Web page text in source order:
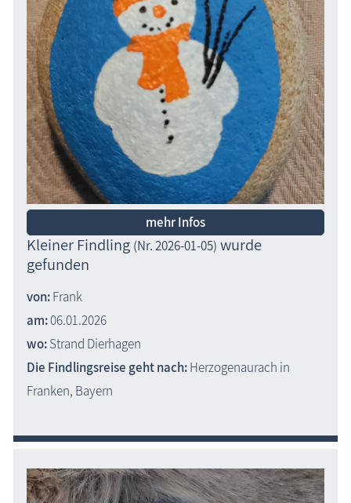
mehr Infos
Kleiner Findling (Nr. 2026-01-05) wurde
gefunden
von:Frank
am:06.01.2026
wo:Strand Dierhagen
Die Findlingsreise geht nach:Herzogenaurach in
Franken, Bayern